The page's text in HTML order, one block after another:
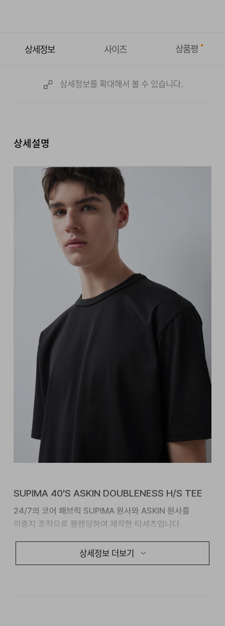
상세정보 사이즈 상품평
상세정보를 확대해서 볼 수 있습니다.
상세정보 더보기
상세설명
SUPIMA 40'S ASKIN DOUBLENESS H/S TEE
24/7의 코어 패브릭 SUPIMA 원사와 ASKIN 원사를
이중지 조직으로 블렌딩하여 제작한 티셔츠입니다.
장면사 특유의 부드러운 착용감과 속건 냉감 원사 ASKIN의
조합으로 부드러우면서도 쾌적한 착용감을 느끼실 수